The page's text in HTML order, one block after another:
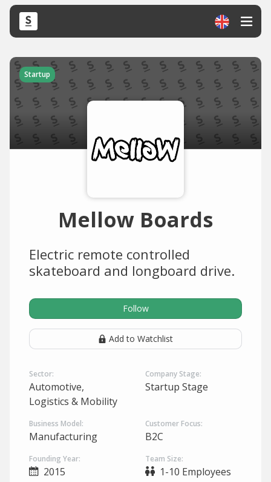
Startup
Mellow Boards
Electric remote controlled
skateboard and longboard drive.
Follow
Add to Watchlist
Sector:
Automotive,
Logistics & Mobility
Company Stage:
Startup Stage
Business Model:
Manufacturing
Customer Focus:
B2C
Founding Year:
2015
Team Size:
1-10 Employees